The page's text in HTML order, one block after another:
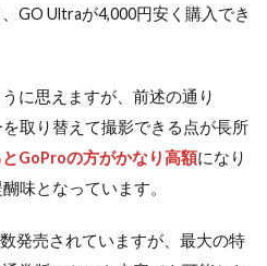
GO Ultraが4,000円安く購入でき
に思えますが、前述の通り
取り替えて撮影できる点が長所
GoProの方がかなり高額になり
味となっています。
発売されていますが、最大の特